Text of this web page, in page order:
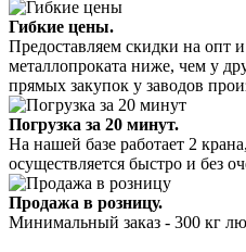
Гибкие цены.
Предоставляем скидки на опт
металлопроката ниже, чем у
прямых закупок у заводов
Погрузка за 20 минут.
На нашей базе работает 2
осуществляется быстро и без
Продажа в розницу.
Минимальный заказ - 300 кг